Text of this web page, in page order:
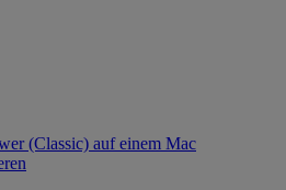
(Classic) auf einem Mac